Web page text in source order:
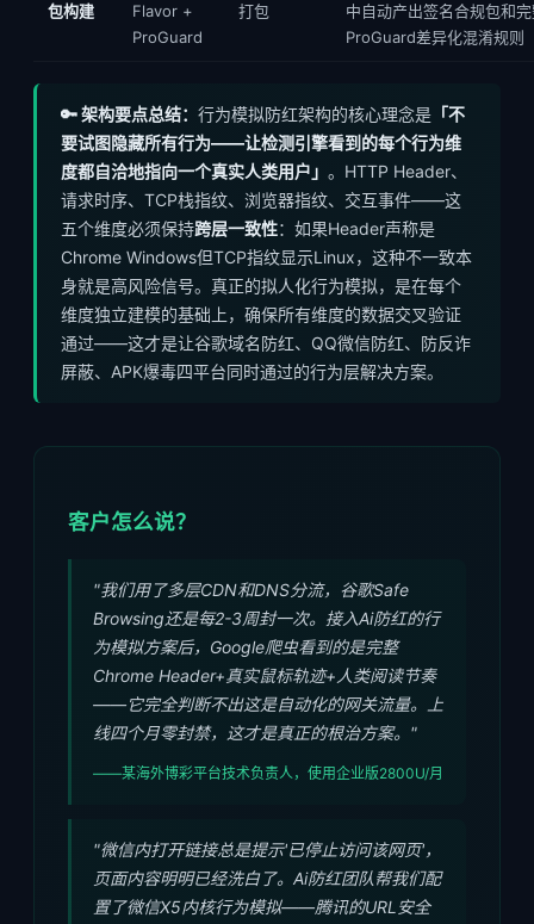
包构建
Flavor +
ProGuard
打包
中自动产出签名合规包和
ProGuard差异化混淆规则
🔑 架构要点总结： 行为模拟防红架构的核心理念是 「不
要试图隐藏所有行为——让检测引擎看到的每个行为维
度都自洽地指向一个真实人类用户」 。HTTP Header、
请求时序、TCP栈指纹、浏览器指纹、交互事件——这
五个维度必须保持跨层一致性：如果Header声称是
Chrome Windows但TCP指纹显示Linux，这种不一致本
身就是高风险信号。真正的拟人化行为模拟，是在每个
维度独立建模的基础上，确保所有维度的数据交叉验证
通过——这才是让谷歌域名防红、QQ微信防红、防反诈
屏蔽、APK爆毒四平台同时通过的行为层解决方案。
客户怎么说？
"我们用了多层CDN和DNS分流，谷歌Safe
Browsing还是每2-3周封一次。接入Ai防红的行
为模拟方案后，Google爬虫看到的是完整
Chrome Header+真实鼠标轨迹+人类阅读节奏
——它完全判断不出这是自动化的网关流量。上
线四个月零封禁，这才是真正的根治方案。"
——某海外博彩平台技术负责人，使用企业版2800U/月
"微信内打开链接总是提示'已停止访问该网页'，
页面内容明明已经洗白了。Ai防红团队帮我们配
置了微信X5内核行为模拟——腾讯的URL安全